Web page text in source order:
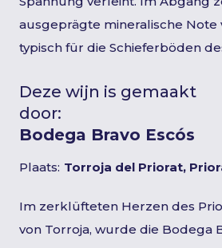
ausgeprägte mineralische Note
typisch für die Schieferböden
Deze wijn is gemaakt
door:
Bodega Bravo Escós
Plaats: Torroja del Priorat,
Im zerklüfteten Herzen des
von Torroja, wurde die Bodega